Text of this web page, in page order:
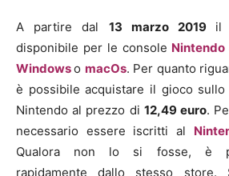
A partire dal 13 marzo 2019 il
disponibile per le console
Windowso macOs. Per quanto
è possibile acquistare il gioco
Nintendo al prezzo di 12,49 euro.
necessario essere iscritti al
Qualora non lo si fosse, è
rapidamente dallo stesso store.